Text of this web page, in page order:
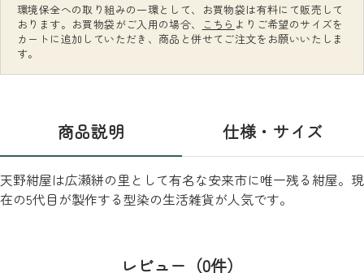
環境保全への取り組みの一環として、お買物袋は有料にて販売して
おります。お買物袋がご入用の場合、
こちら よりご希望のサイズを
カートに追加していただき、商品と併せてご注文をお願いいたしま
す。
商品説明 仕様・サイズ
天野紺屋は広瀬絣の里として有名な安来市に唯一残る紺屋。現
在の5代目が製作する型染の生活雑貨が人気です。
レビュー（0件）